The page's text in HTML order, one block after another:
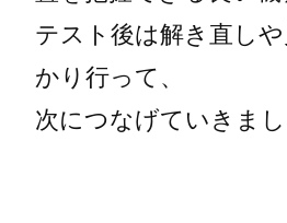
テスト後は解き直し
かり行って、
次につなげていきまし